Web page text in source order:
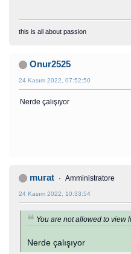
this is all about passion
Onur2525
24 Kasım 2022, 07:52:50
Nerde çalışıyor
murat Amministratore
24 Kasım 2022, 10:33:54
You are not allowed to view
Nerde çalışıyor